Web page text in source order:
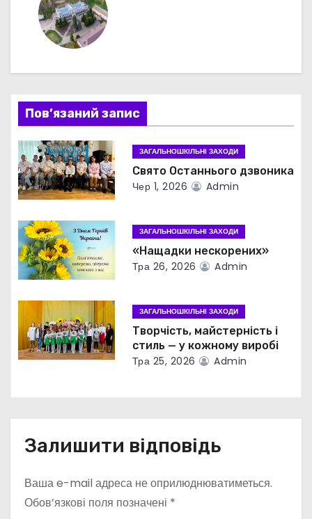
і
я
з
а
п
и
і
в
Пов’язаний запис
ЗАГАЛЬНОШКІЛЬНІ ЗАХОДИ
Свято Останнього дзвоника
Чер 1, 2026 Admin
ЗАГАЛЬНОШКІЛЬНІ ЗАХОДИ
«Нащадки нескорених»
Тра 26, 2026 Admin
ЗАГАЛЬНОШКІЛЬНІ ЗАХОДИ
Творчість, майстерність і
стиль — у кожному виробі
Тра 25, 2026 Admin
Залишити відповідь
Ваша e-mail адреса не оприлюднюватиметься.
Обов’язкові поля позначені *